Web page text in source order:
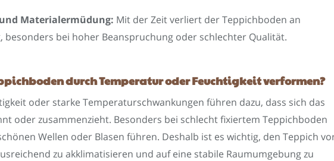
Materialermüdung: Mit der Zeit verliert der Teppichboden an
besonders bei hoher Beanspruchung oder schlechter Qualität.
durch Temperatur oder Feuchtigkeit verformen?
oder starke Temperaturschwankungen führen dazu, dass sich das
oder zusammenzieht. Besonders bei schlecht fixiertem Teppichboden
Wellen oder Blasen führen. Deshalb ist es wichtig, den Teppich
zu akklimatisieren und auf eine stabile Raumumgebung zu